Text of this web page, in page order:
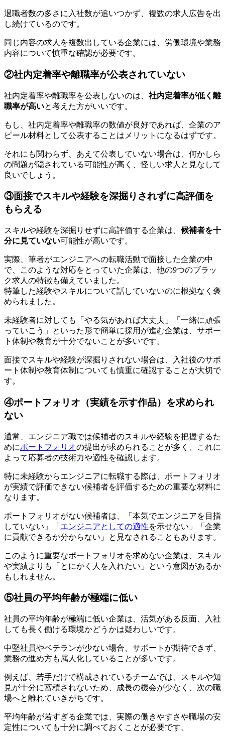
退職者数の多さに入社数が追いつかず、複数の求人広告を出
し続けているのです。
同じ内容の求人を複数出している企業には、労働環境や業務
内容について慎重な確認が必要です。
②社内定着率や離職率が公表されていない
社内定着率や離職率を公表しないのは、 社内定着率が低く離
職率が高いと考えた方がいいです。
もし、社内定着率や離職率の数値が良好であれば、企業のア
ピール材料として公表することはメリットになるはずです。
それにも関わらず、あえて公表していない場合は、何かしら
の問題が隠されている可能性が高く、怪しい求人と見なして
良いでしょう。
③面接でスキルや経験を深掘りされずに高評価を
もらえる
スキルや経験を深掘りせずに高評価する企業は、 候補者を十
分に見ていない可能性が高いです。
実際、筆者がエンジニアへの転職活動で面接した企業の中
で、このような対応をとっていた企業は、他の9つのブラッ
ク求人の特徴も備えていました。
特筆した経験やスキルについて話していないのに根拠なく褒
められました。
未経験者に対しても「やる気があれば大丈夫」「一緒に頑張
っていこう」といった形で簡単に採用が進む企業は、サポー
ト体制や教育が十分でないことが多いです。
面接でスキルや経験が深掘りされない場合は、入社後のサポ
ート体制や教育体制についても慎重に確認することが大切で
す。
④ポートフォリオ（実績を示す作品）を求められ
ない
通常、エンジニア職では候補者のスキルや経験を把握するた
めにポートフォリオの提出が求められることが多く、これに
よって応募者の技術力や適性を確認します。
特に未経験からエンジニアに転職する際は、ポートフォリオ
が実績で評価できない候補者を評価するための重要な材料に
なります。
ポートフォリオがない候補者は、「本気でエンジニアを目指
していない」「 エンジニアとしての適性を示せない」「企業
に貢献できるか分からない」と見なされることもあります。
このように重要なポートフォリオを求めない企業は、
スキル
や実績よりも「とにかく人を入れたい」
という意図があるか
もしれません。
⑤社員の平均年齢が極端に低い
社員の平均年齢が極端に低い企業は、活気がある反面、入社
しても長く働ける環境かどうかは疑わしいです。
中堅社員やベテランが少ない場合、サポートが期待できず、
業務の進め方も属人化していることが多いです。
例えば、若手だけで構成されているチームでは、スキルや知
見が十分に蓄積されないため、
成長の機会が少なく、次の職
場へと離れていきがちです。
平均年齢が若すぎる企業では、実際の働きやすさや職場の安
定性についても十分に調べておくことが必要です。